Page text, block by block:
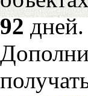
92дней.